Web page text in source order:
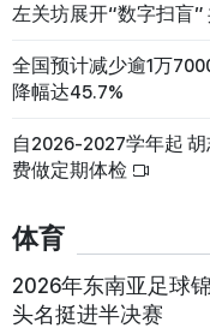
左关坊展开“数字扫盲
全国预计减少逾1万
降幅达45.7%
自2026-2027学年起
费做定期体检
体育
2026年东南亚足球
头名挺进半决赛